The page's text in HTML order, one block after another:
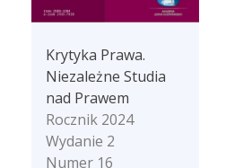
Krytyka Prawa.
Niezależne Studia
nad Prawem
Rocznik 2024
Wydanie 2
Numer 16